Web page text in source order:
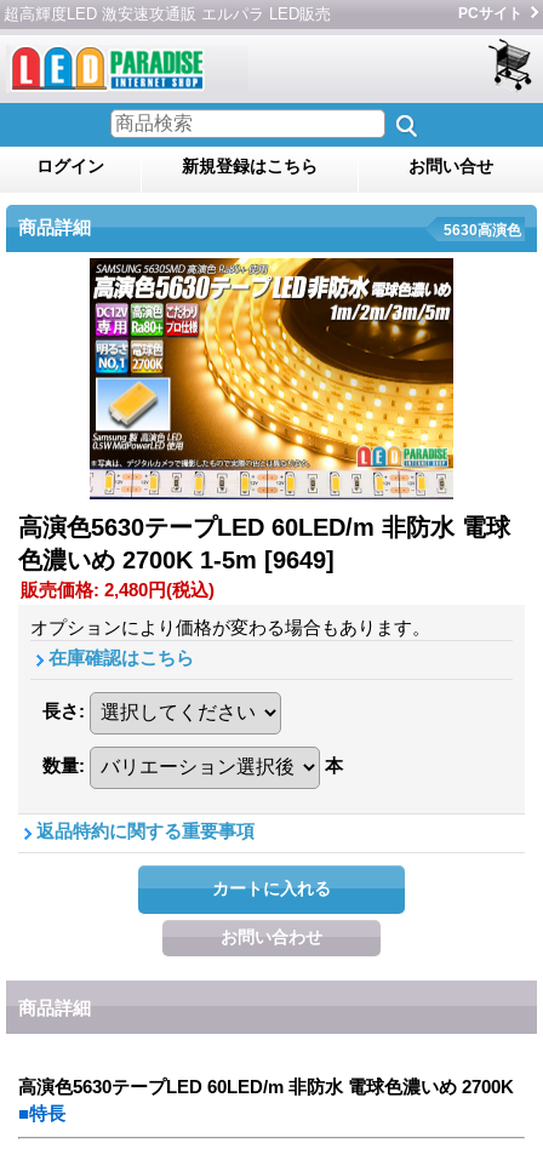
超高輝度LED 激安速攻通販 エルパラ LED販売 PCサイト
ログイン 新規登録はこちら お問い合せ
商品詳細 5630高演色
高演色5630テープLED 60LED/m 非防水 電球
色濃いめ 2700K 1-5m [9649]
販売価格: 2,480円(税込)
オプションにより価格が変わる場合もあります。
在庫確認はこちら
長さ:
数量: 本
返品特約に関する重要事項
商品詳細
高演色5630テープLED 60LED/m 非防水 電球色濃いめ 2700K
■特長